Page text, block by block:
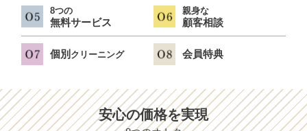
8つの
無料サービス
親身な
顧客相談
個別 クリーニング 会員特典
安心の価格を実現